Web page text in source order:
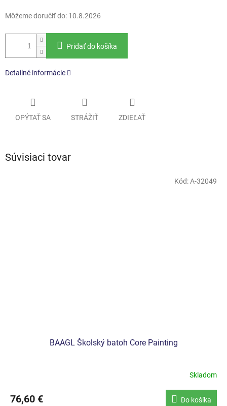
Môžeme doručiť do: 10.8.2026
Pridať do košíka
Detailné informácie
OPÝTAŤ SA STRÁŽIŤ ZDIEĽAŤ
Súvisiaci tovar
BAAGL Školský batoh Core Painting
Skladom
76,60 € Do košíka
Kód:A-32049